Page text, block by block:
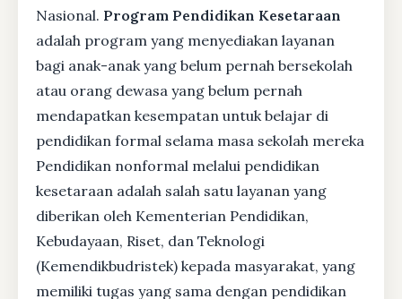
Nasional. Program Pendidikan Kesetaraan
adalah program yang menyediakan layanan
bagi anak-anak yang belum pernah bersekolah
atau orang dewasa yang belum pernah
mendapatkan kesempatan untuk belajar di
pendidikan formal selama masa sekolah mereka
Pendidikan nonformal melalui pendidikan
kesetaraan adalah salah satu layanan yang
diberikan oleh Kementerian Pendidikan,
Kebudayaan, Riset, dan Teknologi
(Kemendikbudristek) kepada masyarakat, yang
memiliki tugas yang sama dengan pendidikan